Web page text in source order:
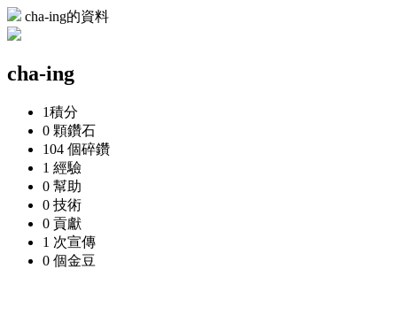
cha-ing的資料
cha-ing
1積分
0 顆鑽石
104 個碎鑽
1 經驗
0 幫助
0 技術
0 貢獻
1 次宣傳
0 個金豆